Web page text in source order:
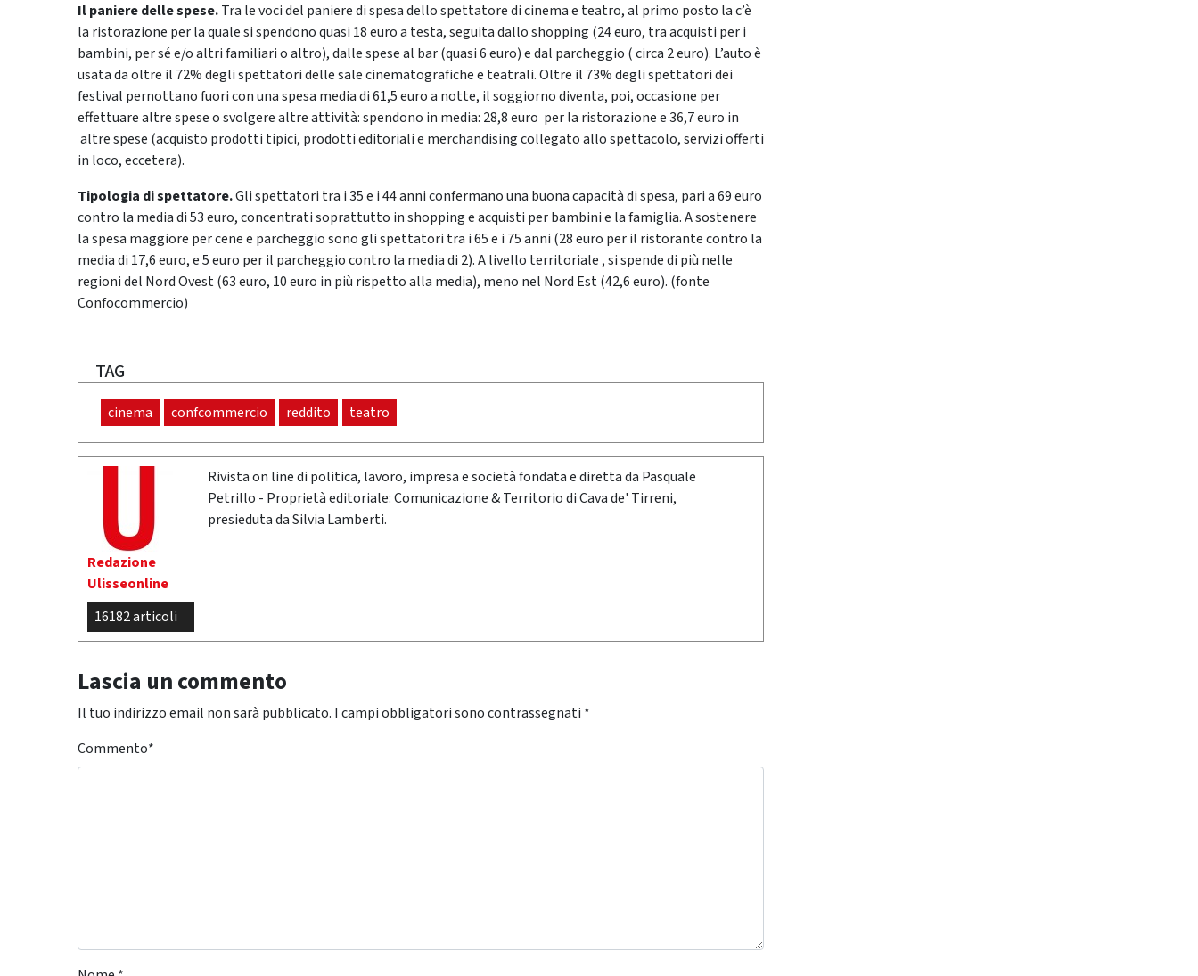
Il paniere delle spese.Tra le voci del paniere di spesa dello spettatore di cinema e teatro, al primo posto la c’è
la ristorazione per la quale si spendono quasi 18 euro a testa, seguita dallo shopping (24 euro, tra acquisti per i
bambini, per sé e/o altri familiari o altro), dalle spese al bar (quasi 6 euro) e dal parcheggio ( circa 2 euro). L’auto è
usata da oltre il 72% degli spettatori delle sale cinematografiche e teatrali. Oltre il 73% degli spettatori dei
festival pernottano fuori con una spesa media di 61,5 euro a notte, il soggiorno diventa, poi, occasione per
effettuare altre spese o svolgere altre attività: spendono in media: 28,8 euro per la ristorazione e 36,7 euro in
altre spese (acquisto prodotti tipici, prodotti editoriali e merchandising collegato allo spettacolo, servizi offerti
in loco, eccetera).
Tipologia di spettatore.Gli spettatori tra i 35 e i 44 anni confermano una buona capacità di spesa, pari a 69 euro
contro la media di 53 euro, concentrati soprattutto in shopping e acquisti per bambini e la famiglia. A sostenere
la spesa maggiore per cene e parcheggio sono gli spettatori tra i 65 e i 75 anni (28 euro per il ristorante contro la
media di 17,6 euro, e 5 euro per il parcheggio contro la media di 2). A livello territoriale , si spende di più nelle
regioni del Nord Ovest (63 euro, 10 euro in più rispetto alla media), meno nel Nord Est (42,6 euro). (fonte
Confocommercio)
TAG
cinema confcommercio reddito teatro
Redazione
Ulisseonline
16182 articoli
Rivista on line di politica, lavoro, impresa e società fondata e diretta da Pasquale
Petrillo - Proprietà editoriale: Comunicazione & Territorio di Cava de' Tirreni,
presieduta da Silvia Lamberti.
Lascia un commento
Il tuo indirizzo email non sarà pubblicato. I campi obbligatori sono contrassegnati *
Commento*